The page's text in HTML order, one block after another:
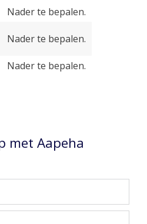
Nader te bepalen.
Nader te bepalen.
Nader te bepalen.
met Aapeha